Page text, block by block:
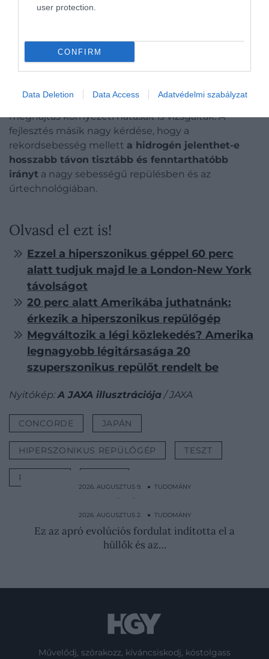
user protection.
CONFIRM
Data Deletion Data Access Adatvédelmi szabályzat
Ez hiperszonikus tartományban előnyt jelenthet, de
eleve nagyon gyorsan kell haladniaahhoz, hogy a
hajtómű hatékonyan működjön. Vagyis a
technológia önmagában nem oldja meg a gyors
repülést, csak egy összetett rendszer részeként
A kutatók a hidrogénüzemű
meghajtás környezeti hatásait is vizsgálták. A
fejlesztés másik nagy kérdése, hogy a
rekordsebesség mellett a hidrogén jelenthet-e
hosszabb távon tisztább és fenntarthatóbb
irányt a nagy sebességű repülésben és az
űrtechnológiában.
Olvasd el ezt is!
Ezzel a hiperszonikus géppel 60 perc
alatt tudjuk majd le a London-New York
távolságot
20 perc alatt Amerikába juthatnánk:
érkezik a hiperszonikus repülőgép
Megváltozik a légi közlekedés? Amerika
legnagyobb légitársasága 20
szuperszonikus repülőt rendelt be
Nyitókép:A JAXA illusztrációja/ JAXA
CONCORDE JAPÁN
HIPERSZONIKUS REPÜLŐGÉP TESZT
REPÜLÉS
2026. AUGUSZTUS 9. ● TUDOMÁNY
Menedéknek szánták, ezrek haltak meg
Mexikó brutális…
2026. AUGUSZTUS 2. ● TUDOMÁNY
Ez az apró evolúciós fordulat indította el a
hüllők és az…
Művelődj, szórakozz, kíváncsiskodj, kóstolgass